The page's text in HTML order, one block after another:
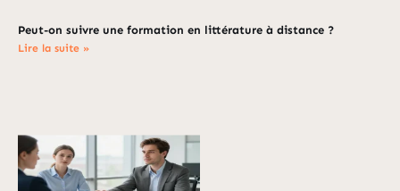
Peut-on suivre une formation en littérature à distance ?
Lire la suite »